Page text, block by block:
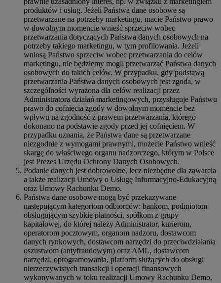
produktów i usług. Jeżeli Państwa dane osobowe są
przetwarzane na potrzeby marketingu, macie Państwo prawo
w dowolnym momencie wnieść sprzeciw wobec
przetwarzania dotyczących Państwa danych osobowych na
potrzeby takiego marketingu, w tym profilowania. Jeżeli
wniosą Państwo sprzeciw wobec przetwarzania do celów
marketingu, nie będziemy mogli przetwarzać Państwa danych
osobowych do takich celów. W przypadku, gdy podstawą
przetwarzania Państwa danych osobowych jest zgoda, w
szczególności wyrażona dla celów realizacji przez
Administratora działań marketingowych, przysługuje Państwu
prawo do cofnięcia zgody w dowolnym momencie bez
wpływu na zgodność z prawem przetwarzania, którego
dokonano na podstawie zgody przed jej cofnięciem. W
przypadku uznania, że Państwa dane są przetwarzane
niezgodnie z wymogami prawnymi, możecie Państwo wnieść
skargę do właściwego organu nadzorczego, którym w Polsce
jest Prezes Urzędu Ochrony Danych Osobowych.
Podanie danych jest dobrowolne, lecz niezbędne dla zawarcia
a także realizacji Umowy o Usługę Informacyjno-Edukacyjną
oraz Umowy Rachunku Demo.
Państwa dane osobowe mogą być przekazywane
następującym kategoriom odbiorców: bankom, podmiotom
obsługującym szybkie płatności, spółkom z grupy
kapitałowej, do której należy Administrator, kurierom,
operatorom pocztowym, organom nadzoru, dostawcom
danych rynkowych, dostawcom narzędzi do przeciwdziałania
oszustwom (antyfraudowym) oraz AML, dostawcom
narzędzi, oprogramowania, platform służących do obsługi
nierzeczywistych transakcji i operacji finansowych
wykonywanych w toku realizacji Umowy Rachunku Demo,